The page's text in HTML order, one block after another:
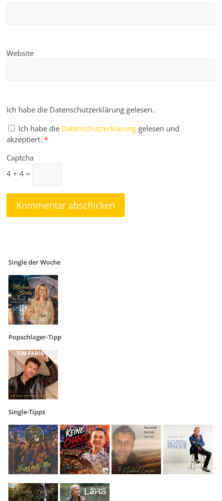
Website
Ich habe die Datenschutzerklärung gelesen.
Ich habe die Datenschutzerklärung gelesen und
akzeptiert. *
Captcha
4 + 4 =
Single der Woche
Popschlager-Tipp
Single-Tipps